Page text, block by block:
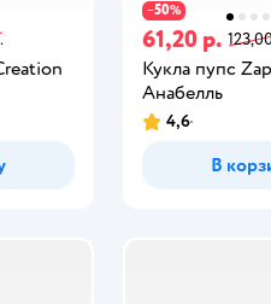
−50%
61,20 р.
Кукла пупс
Анабелль
4,6
В